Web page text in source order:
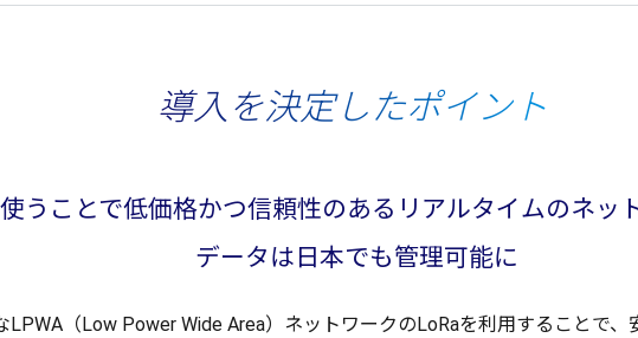
導入を決定したポイント
うことで低価格かつ信頼性のある リアルタイムのネッ
データ は 日本でも管理可能に
LPWA（Low Power Wide Area） ネットワークのLoRaを利用 することで、